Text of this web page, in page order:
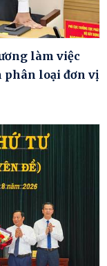
làm việc
phân loại đơn vị